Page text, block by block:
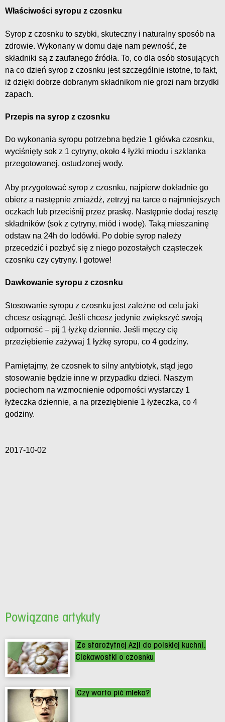
Właściwości syropu z czosnku
Syrop z czosnku to szybki, skuteczny i naturalny sposób na
zdrowie. Wykonany w domu daje nam pewność, że
składniki są z zaufanego źródła. To, co dla osób stosujących
na co dzień syrop z czosnku jest szczególnie istotne, to fakt,
iż dzięki dobrze dobranym składnikom nie grozi nam brzydki
zapach.
Przepis na syrop z czosnku
Do wykonania syropu potrzebna będzie 1 główka czosnku,
wyciśnięty sok z 1 cytryny, około 4 łyżki miodu i szklanka
przegotowanej, ostudzonej wody.
Aby przygotować syrop z czosnku, najpierw dokładnie go
obierz a następnie zmiażdż, zetrzyj na tarce o najmniejszych
oczkach lub przeciśnij przez praskę. Następnie dodaj resztę
składników (sok z cytryny, miód i wodę). Taką mieszaninę
odstaw na 24h do lodówki. Po dobie syrop należy
przecedzić i pozbyć się z niego pozostałych cząsteczek
czosnku czy cytryny. I gotowe!
Dawkowanie syropu z czosnku
Stosowanie syropu z czosnku jest zależne od celu jaki
chcesz osiągnąć. Jeśli chcesz jedynie zwiększyć swoją
odporność – pij 1 łyżkę dziennie. Jeśli męczy cię
przeziębienie zażywaj 1 łyżkę syropu, co 4 godziny.
Pamiętajmy, że czosnek to silny antybiotyk, stąd jego
stosowanie będzie inne w przypadku dzieci. Naszym
pociechom na wzmocnienie odporności wystarczy 1
łyżeczka dziennie, a na przeziębienie 1 łyżeczka, co 4
godziny.
2017-10-02
Powiązane artykuły
Ze starożytnej Azji do polskiej kuchni.
Ciekawostki o czosnku
Czy warto pić mleko?